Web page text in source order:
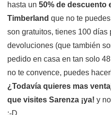
hasta un 50% de descuento
Timberland que no te
son gratuitos, tienes 100 días
devoluciones (que también
pedido en casa en tan solo
no te convence, puedes
¿Todavía quieres mas
que visites Sarenza ¡ya! y